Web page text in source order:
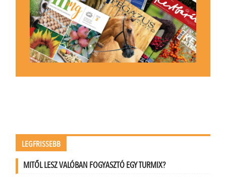
LEGFRISSEBB
MITŐL LESZ VALÓBAN FOGYASZTÓ EGY TURMIX?